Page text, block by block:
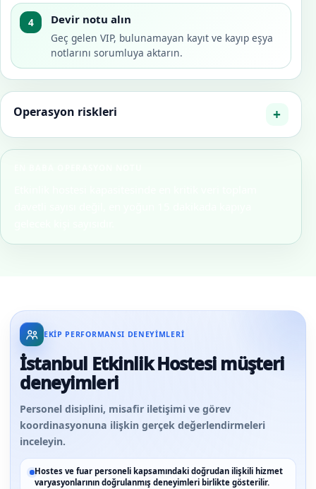
4 Devir notu alın
Geç gelen VIP, bulunamayan kayıt ve kayıp eşya
notlarını sorumluya aktarın.
Operasyon riskleri
EKIP PERFORMANSI DENEYIMLERI
İstanbul Etkinlik Hostesi müşteri
deneyimleri
Personel disiplini, misafir iletişimi ve görev
koordinasyonuna ilişkin gerçek değerlendirmeleri
inceleyin.
Hostes ve fuar personeli kapsamındaki doğrudan ilişkili hizmet
varyasyonlarının doğrulanmış deneyimleri birlikte gösterilir.